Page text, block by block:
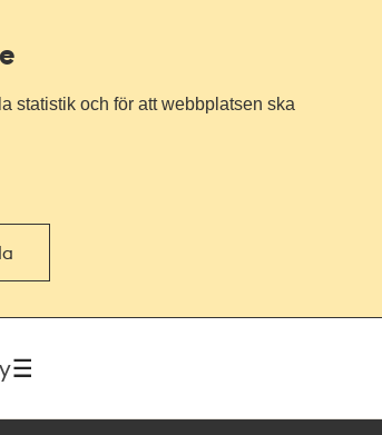
statistik och för att webbplatsen ska